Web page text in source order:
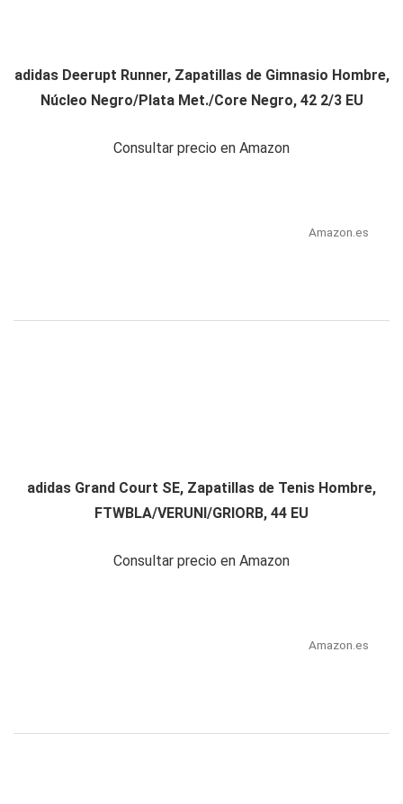
adidas Deerupt Runner, Zapatillas de Gimnasio Hombre,
Núcleo Negro/Plata Met./Core Negro, 42 2/3 EU
Consultar precio en Amazon
Amazon.es
adidas Grand Court SE, Zapatillas de Tenis Hombre,
FTWBLA/VERUNI/GRIORB, 44 EU
Consultar precio en Amazon
Amazon.es